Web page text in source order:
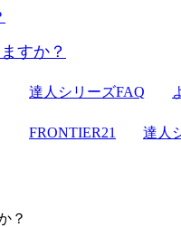
達人シリーズFAQ
FRONTIER21
セキュリティ
達人
？